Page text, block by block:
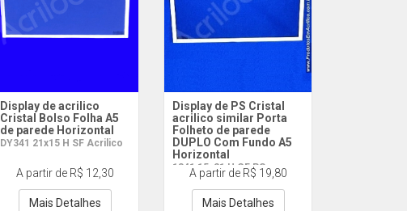
Display de acrilico
Cristal Bolso Folha A5
de parede Horizontal
DY341 21x15 H SF Acrilico
A partir de R$ 12,30
Mais Detalhes
Display de PS Cristal
acrilico similar Porta
Folheto de parede
DUPLO Com Fundo A5
Horizontal
1341 15x21 H CF PS
A partir de R$ 19,80
Mais Detalhes